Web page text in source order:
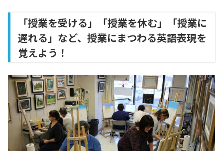
「授業を受ける」「授業を休む」「授業に
遅れる」など、授業にまつわる英語表現を
覚えよう！